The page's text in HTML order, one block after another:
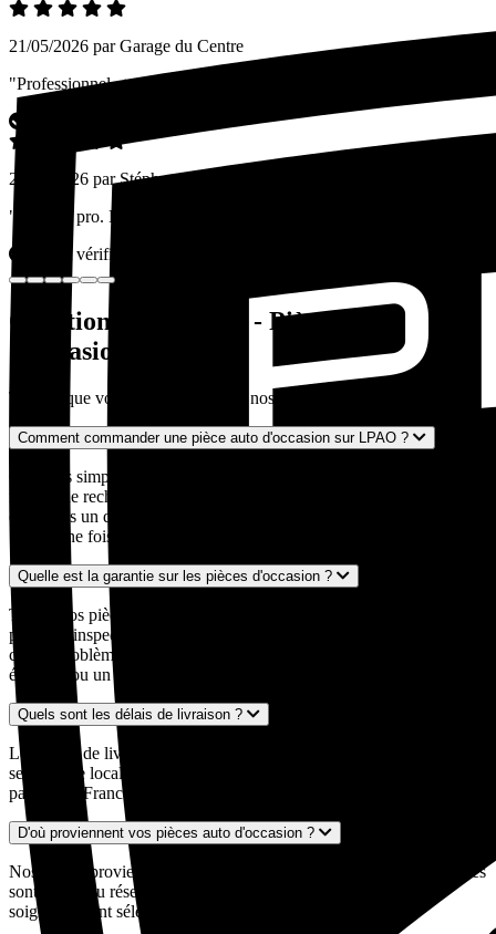
21/05/2026 par Garage du Centre
"Professionnel et efficace. Les pièces sont bien testées avant envoi."
21/05/2026 par Stéphane L.
"Site très pro. La recherche par plaque évite bien des erreurs."
Achat vérifié
Questions fréquentes - Pièces auto
d'occasion
Tout ce que vous devez savoir sur nos pièces auto d'occasion
Comment commander une pièce auto d'occasion sur LPAO ?
C'est très simple ! Entrez votre numéro d'immatriculation dans notre
moteur de recherche, décrivez la pièce recherchée, et nous vous
envoyons un devis personnalisé sous 24 à 48 heures par mail ou
SMS. Une fois le devis validé, nous expédions votre pièce.
Quelle est la garantie sur les pièces d'occasion ?
Toutes nos pièces auto d'occasion sont garanties 24 mois. Chaque
pièce est inspectée et contrôlée par nos experts avant expédition. En
cas de problème, notre service client est à votre disposition pour un
échange ou un remboursement.
Quels sont les délais de livraison ?
Les délais de livraison varient généralement entre 2 et 5 jours ouvrés
selon votre localisation et la disponibilité de la pièce. Nous livrons
partout en France métropolitaine, y compris en Corse.
D'où proviennent vos pièces auto d'occasion ?
Nos pièces proviennent exclusivement de véhicules européens. Elles
sont issues du réseau de casses automobiles partenaires et sont
soigneusement sélectionnées pour leur qualité et leur état.